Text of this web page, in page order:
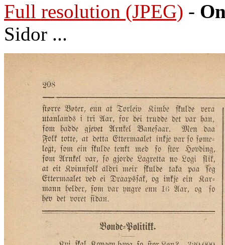
Full resolution (JPEG) -
Sidor ...